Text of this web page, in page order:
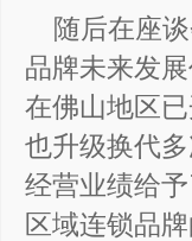
随后在座谈
品牌未来发
在佛山地区
也升级换代
经营业绩给
区域连锁品